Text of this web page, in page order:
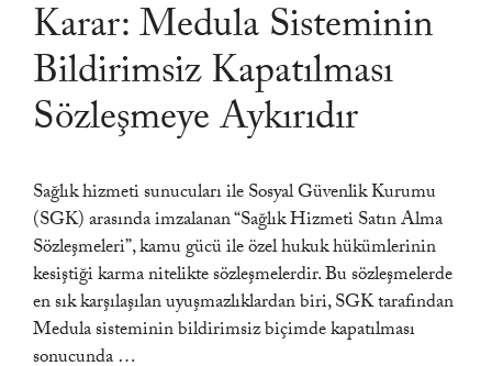
Karar: Medula Sisteminin
Bildirimsiz Kapatılması
Sözleşmeye Aykırıdır
Sağlık hizmeti sunucuları ile Sosyal Güvenlik Kurumu
(SGK) arasında imzalanan “Sağlık Hizmeti Satın Alma
Sözleşmeleri”, kamu gücü ile özel hukuk hükümlerinin
kesiştiği karma nitelikte sözleşmelerdir. Bu sözleşmelerde
en sık karşılaşılan uyuşmazlıklardan biri, SGK tarafından
Medula sisteminin bildirimsiz biçimde kapatılması
sonucunda …